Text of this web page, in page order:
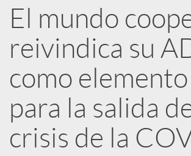
b
l
i
c
El mundo
reivindica su
como
para la salida
crisis de la